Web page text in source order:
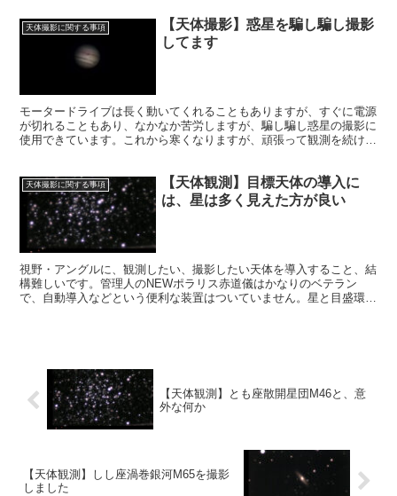
天体撮影に関する事項
【天体撮影】惑星を騙し騙し撮影
してます
モータードライブは長く動いてくれることもありますが、すぐに電源
が切れることもあり、なかなか苦労しますが、騙し騙し惑星の撮影に
使用できています。これから寒くなりますが、頑張って観測を続け
天体撮影に関する事項
【天体観測】目標天体の導入に
は、星は多く見えた方が良い
視野・アングルに、観測したい、撮影したい天体を導入すること、結
構難しいです。管理人のNEWポラリス赤道儀はかなりのベテラン
で、自動導入などという便利な装置はついていません。星と目盛環だ
【天体観測】とも座散開星団M46と、意
外な何か
【天体観測】しし座渦巻銀河M65を撮影
しました